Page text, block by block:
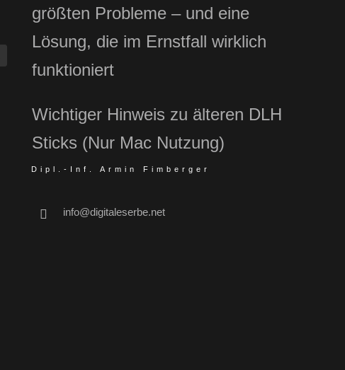
größten Probleme – und eine
Lösung, die im Ernstfall wirklich
funktioniert
Wichtiger Hinweis zu älteren DLH
Sticks (Nur Mac Nutzung)
Dipl.-Inf. Armin Fimberger
info@digitaleserbe.net